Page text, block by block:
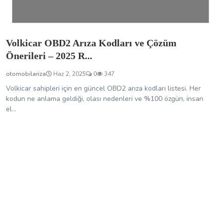
Volkicar OBD2 Arıza Kodları ve Çözüm
Önerileri – 2025 R...
otomobilariza Haz 2, 2025 0 347
Volkicar sahipleri için en güncel OBD2 arıza kodları listesi. Her
kodun ne anlama geldiği, olası nedenleri ve %100 özgün, insan
el...